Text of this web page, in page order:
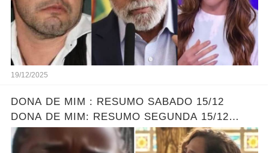
19/12/2025
DONA DE MIM : RESUMO SABADO 15/12
DONA DE MIM: RESUMO SEGUNDA 15/12
ELLEN ENCONTRA SOFIA - LEONA DESCOBRE
O PLANO DE ELLEN